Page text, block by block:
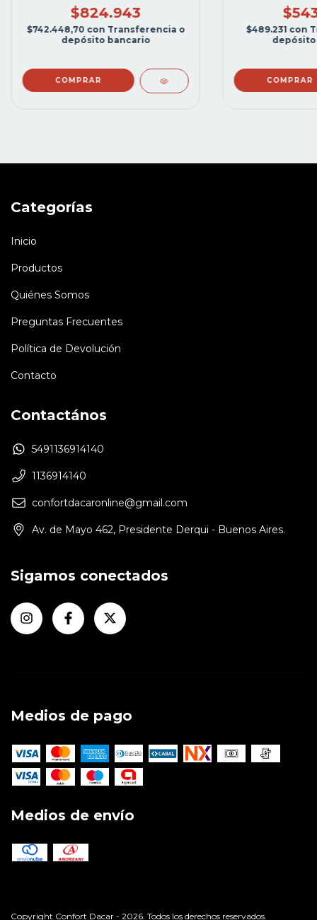
P/APOYAR 330011
$824.943
$742.448,70 con Transferencia o
depósito bancario
COMPRAR
$489.231 con
COMPRAR
Categorías
Inicio
Productos
Quiénes Somos
Preguntas Frecuentes
Política de Devolución
Contacto
Contactános
5491136914140
1136914140
confortdacaronline@gmail.com
Av. de Mayo 462, Presidente Derqui - Buenos Aires.
Sigamos conectados
Medios de pago
Medios de envío
Copyright Confort Dacar - 2026. Todos los derechos reservados.